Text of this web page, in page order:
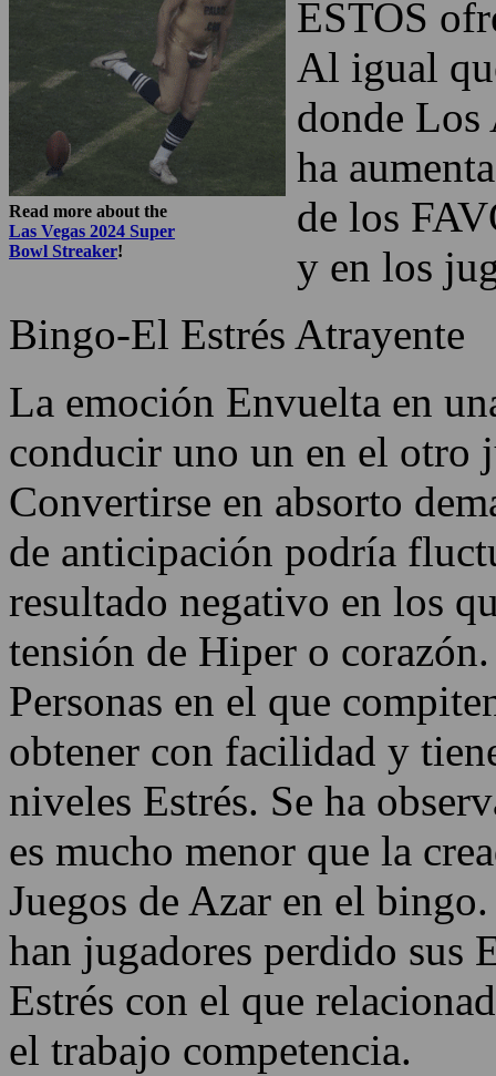
Read more about the
Las Vegas 2024 Super
Bowl Streaker!
ESTOS
Al igual
donde Los
ha
de los
y en los
Bingo-El Estrés Atrayente
La emoción Envuelta en
conducir uno un en el otro
Convertirse en absorto
de anticipación podría
resultado negativo en los
tensión de Hiper o
Personas en el que
obtener con facilidad y
niveles Estrés. Se ha
es mucho menor que la
Juegos de Azar en el
han jugadores perdido sus
Estrés con el que
el trabajo competencia.